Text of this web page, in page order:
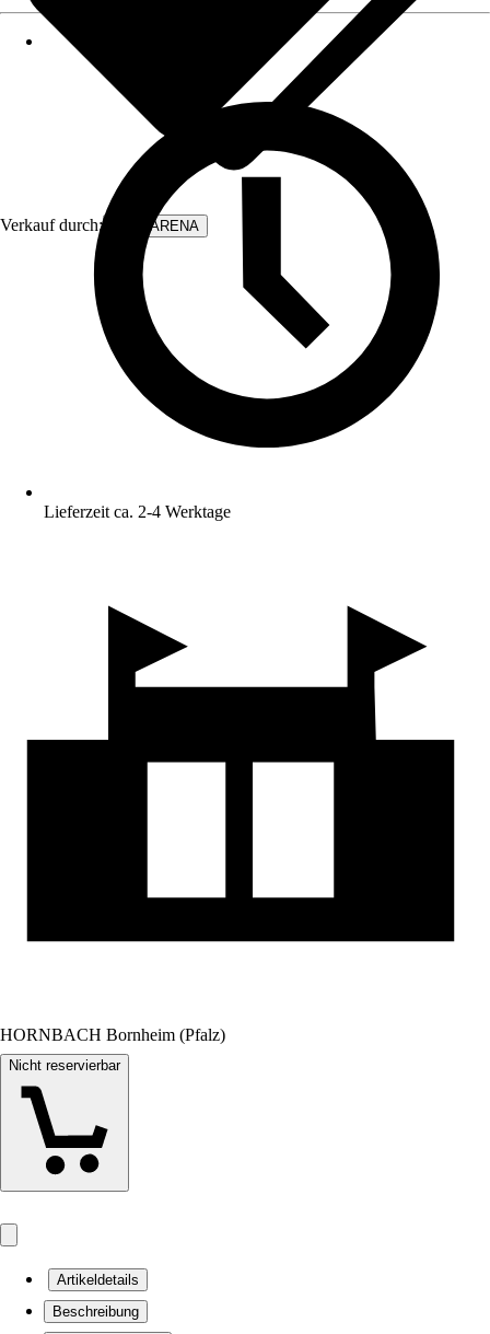
Verkauf durch: WALLARENA
Lieferzeit ca. 2-4 Werktage
HORNBACH Bornheim (Pfalz)
Nicht reservierbar
Artikeldetails
Beschreibung